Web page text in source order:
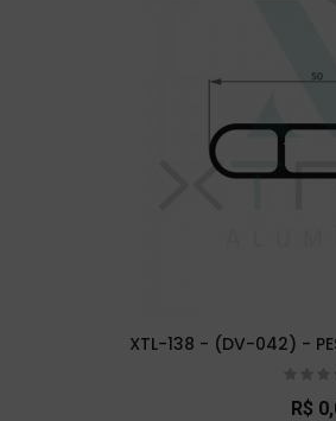
XTL-138 - (DV-042) -
R$